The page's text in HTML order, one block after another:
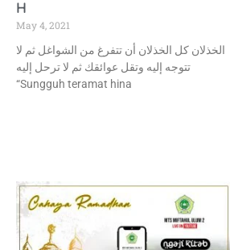
H
May 4, 2021
الخذلان كل الخذلان أن تتفرغ من الشواغل ثم لا
تتوجه إليه وتقل عوائقك ثم لا ترحل إليه
“Sungguh teramat hina